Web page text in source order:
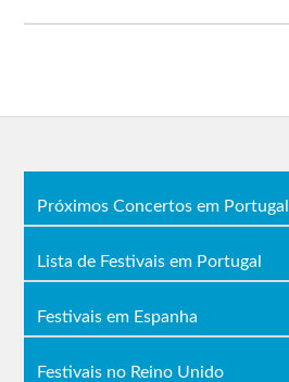
Próximos Concertos em Portugal
Lista de Festivais em Portugal
Festivais em Espanha
Festivais no Reino Unido